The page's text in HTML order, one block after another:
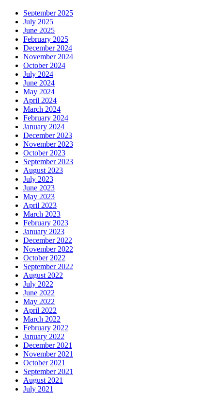
September 2025
July 2025
June 2025
February 2025
December 2024
November 2024
October 2024
July 2024
June 2024
May 2024
April 2024
March 2024
February 2024
January 2024
December 2023
November 2023
October 2023
September 2023
August 2023
July 2023
June 2023
May 2023
April 2023
March 2023
February 2023
January 2023
December 2022
November 2022
October 2022
September 2022
August 2022
July 2022
June 2022
May 2022
April 2022
March 2022
February 2022
January 2022
December 2021
November 2021
October 2021
September 2021
August 2021
July 2021